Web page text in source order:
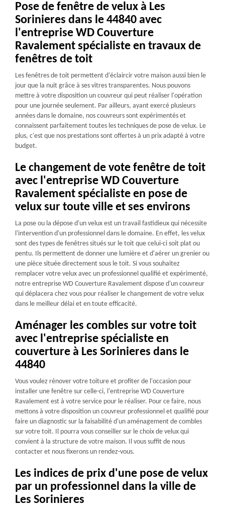
Pose de fenêtre de velux à Les
Sorinieres dans le 44840 avec
l'entreprise WD Couverture
Ravalement spécialiste en travaux de
fenêtres de toit
Les fenêtres de toit permettent d'éclaircir votre maison aussi bien le
jour que la nuit grâce à ses vitres transparentes. Nous pouvons
mettre à votre disposition un couvreur qui peut réaliser l'opération
pour une journée seulement. Par ailleurs, ayant exercé plusieurs
années dans le domaine, nos couvreurs sont expérimentés et
connaissent parfaitement toutes les techniques de pose de velux. Le
plus, c'est que nos prestations sont offertes à un prix adapté à votre
budget.
Le changement de vote fenêtre de toit
avec l'entreprise WD Couverture
Ravalement spécialiste en pose de
velux sur toute ville et ses environs
La pose ou la dépose d'un velux est un travail fastidieux qui nécessite
l'intervention d'un professionnel dans le domaine. En effet, les velux
sont des types de fenêtres situés sur le toit que celui-ci soit plat ou
pentu. Ils permettent de donner une lumière et d'aérer un grenier ou
une pièce située directement sous le toit. Si vous souhaitez
remplacer votre velux avec un professionnel qualifié et expérimenté,
notre entreprise WD Couverture Ravalement dispose d'un couvreur
qui déplacera chez vous pour réaliser le changement de votre velux
dans le meilleur délai et en toute efficacité.
Aménager les combles sur votre toit
avec l'entreprise spécialiste en
couverture à Les Sorinieres dans le
44840
Vous voulez rénover votre toiture et profiter de l'occasion pour
installer une fenêtre sur celle-ci, l'entreprise WD Couverture
Ravalement est à votre service pour le réaliser. Pour ce faire, nous
mettons à votre disposition un couvreur professionnel et qualifié pour
faire un diagnostic sur la faisabilité d'un aménagement de combles
sur votre toit. Il pourra vous conseiller sur le choix de velux qui
convient à la structure de votre maison. Il vous suffit de nous
contacter et nous fixerons un rendez-vous.
Les indices de prix d'une pose de velux
par un professionnel dans la ville de
Les Sorinieres